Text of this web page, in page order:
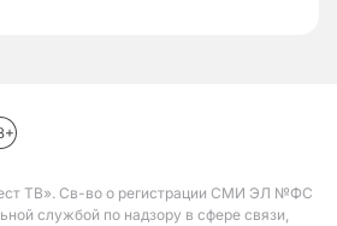
ТВ». Св-во о регистрации СМИ ЭЛ №ФС
службой по надзору в сфере связи,